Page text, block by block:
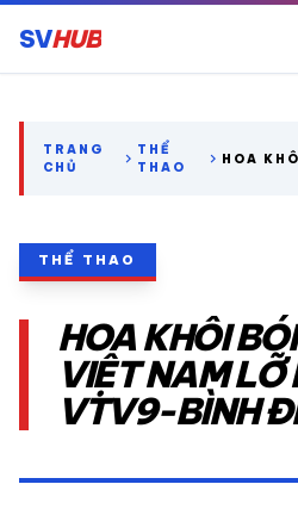
SVHUB
THỂ THAO TRONG NƯỚC
THỂ THAO
VIDEO
LỊCH THI ĐẤU
TRANG
CHỦ
chevron_right THỂ
THAO
chevron_right HOA
THỂ THAO
HOA KHÔI
VIỆT NAM LỠ
VTV9-BÌNH